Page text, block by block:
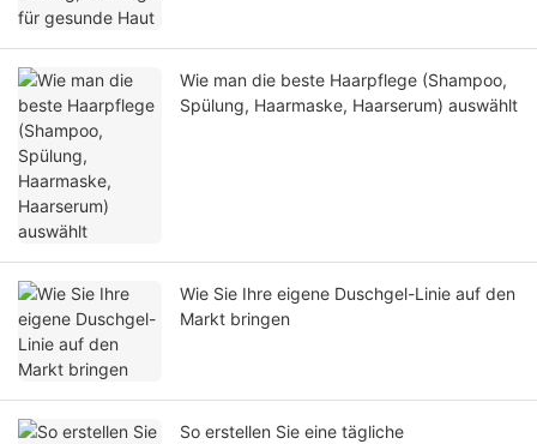
Wie man die beste Haarpflege (Shampoo,
Spülung, Haarmaske, Haarserum) auswählt
Wie Sie Ihre eigene Duschgel-Linie auf den
Markt bringen
So erstellen Sie eine tägliche